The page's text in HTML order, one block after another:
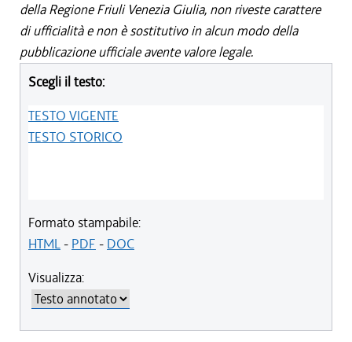
della Regione Friuli Venezia Giulia, non riveste carattere
di ufficialità e non è sostitutivo in alcun modo della
pubblicazione ufficiale avente valore legale.
Scegli il testo:
TESTO VIGENTE
TESTO STORICO
Formato stampabile:
HTML- PDF - DOC
Visualizza: